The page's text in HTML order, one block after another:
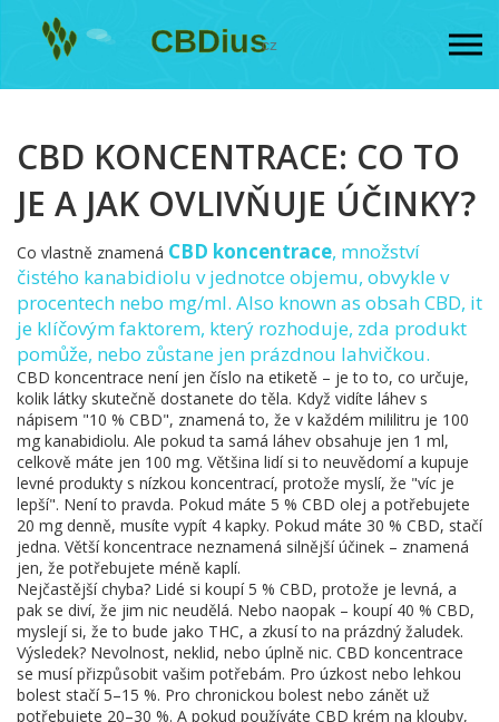
CBD KONCENTRACE: CO TO
JE A JAK OVLIVŇUJE ÚČINKY?
Co vlastně znamená CBD koncentrace, množství
čistého kanabidiolu v jednotce objemu, obvykle v
procentech nebo mg/ml. Also known as obsah CBD, it
je klíčovým faktorem, který rozhoduje, zda produkt
pomůže, nebo zůstane jen prázdnou lahvičkou.
CBD koncentrace není jen číslo na etiketě – je to to, co určuje,
kolik látky skutečně dostanete do těla. Když vidíte láhev s
nápisem "10 % CBD", znamená to, že v každém mililitru je 100
mg kanabidiolu. Ale pokud ta samá láhev obsahuje jen 1 ml,
celkově máte jen 100 mg. Většina lidí si to neuvědomí a kupuje
levné produkty s nízkou koncentrací, protože myslí, že "víc je
lepší". Není to pravda. Pokud máte 5 % CBD olej a potřebujete
20 mg denně, musíte vypít 4 kapky. Pokud máte 30 % CBD, stačí
jedna. Větší koncentrace neznamená silnější účinek – znamená
jen, že potřebujete méně kaplí.
Nejčastější chyba? Lidé si koupí 5 % CBD, protože je levná, a
pak se diví, že jim nic neudělá. Nebo naopak – koupí 40 % CBD,
myslejí si, že to bude jako THC, a zkusí to na prázdný žaludek.
Výsledek? Nevolnost, neklid, nebo úplně nic. CBD koncentrace
se musí přizpůsobit vašim potřebám. Pro úzkost nebo lehkou
bolest stačí 5–15 %. Pro chronickou bolest nebo zánět už
potřebujete 20–30 %. A pokud používáte CBD krém na klouby,